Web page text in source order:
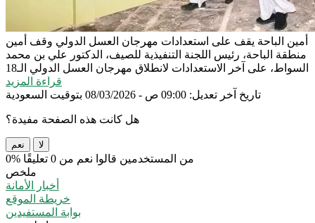
أمين الباحة يقف على استعدادات مهرجان العسل الدولي وقف أمين
منطقة الباحة، رئيس اللجنة التنفيذية للصيف، الدكتور علي بن محمد
السواط، على آخر الاستعدادات لانطلاق مهرجان العسل الدولي الـ18
قراءة المزيد
تاريخ آخر تعديل: 09:00 ص - 08/03/2026 بتوقيت السعودية
هل كانت هذه الصفحة مفيدة؟
نعم لا
0% من المستخدمين قالوا نعم من 0 تعليقًا
ملخص
أخبار الأمانة
خريطة الموقع
بوابة المستفيدين